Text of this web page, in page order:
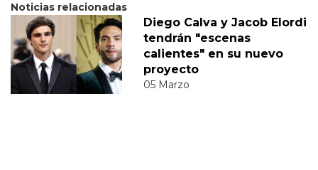
Noticias relacionadas
Diego Calva y Jacob Elordi
tendrán "escenas
calientes" en su nuevo
proyecto
05 Marzo